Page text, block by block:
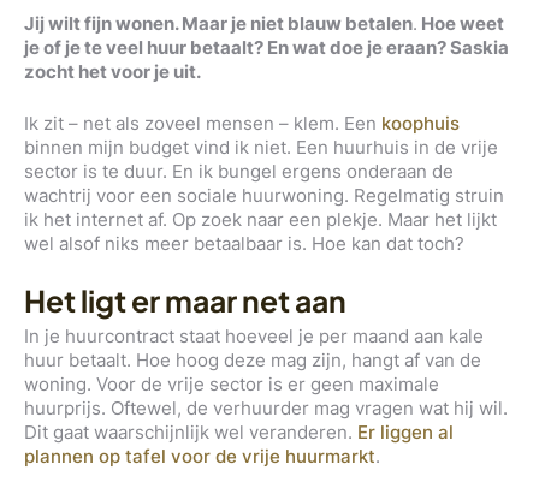
Jij wilt fijn wonen. Maar je niet blauw betalen. Hoe weet
je of je te veel huur betaalt? En wat doe je eraan? Saskia
zocht het voor je uit.
Ik zit – net als zoveel mensen – klem. Een koophuis
binnen mijn budget vind ik niet. Een huurhuis in de vrije
sector is te duur. En ik bungel ergens onderaan de
wachtrij voor een sociale huurwoning. Regelmatig struin
ik het internet af. Op zoek naar een plekje. Maar het lijkt
wel alsof niks meer betaalbaar is. Hoe kan dat toch?
Het ligt er maar net aan
In je huurcontract staat hoeveel je per maand aan kale
huur betaalt. Hoe hoog deze mag zijn, hangt af van de
woning. Voor de vrije sector is er geen maximale
huurprijs. Oftewel, de verhuurder mag vragen wat hij wil.
Dit gaat waarschijnlijk wel veranderen. Er liggen al
plannen op tafel voor de vrije huurmarkt.